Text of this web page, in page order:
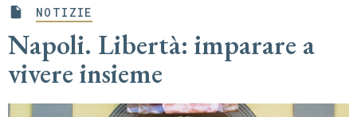
NOTIZIE
Napoli. Libertà: imparare a
vivere insieme